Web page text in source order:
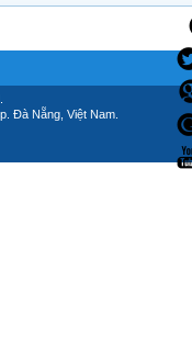
Đà Nẵng, Việt Nam.